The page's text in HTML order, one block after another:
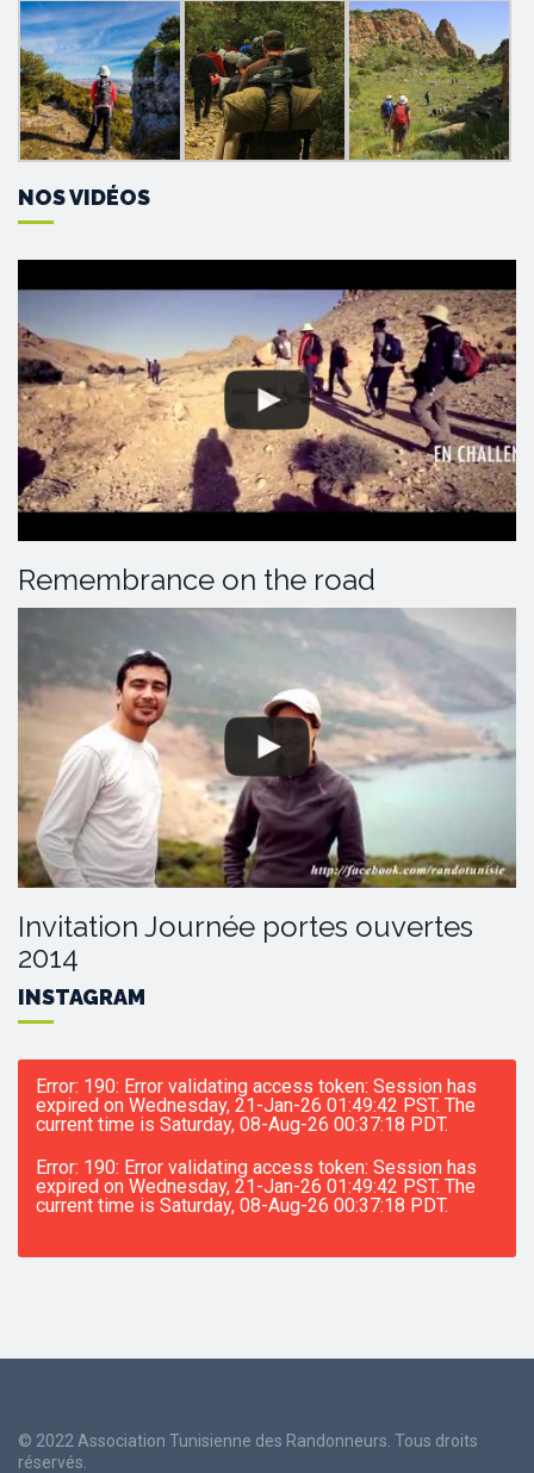
NOS VIDÉOS
Remembrance on the road
Invitation Journée portes ouvertes
2014
INSTAGRAM
Error: 190: Error validating access token: Session has
expired on Wednesday, 21-Jan-26 01:49:42 PST. The
current time is Saturday, 08-Aug-26 00:37:18 PDT.
Error: 190: Error validating access token: Session has
expired on Wednesday, 21-Jan-26 01:49:42 PST. The
current time is Saturday, 08-Aug-26 00:37:18 PDT.
© 2022 Association Tunisienne des Randonneurs. Tous droits
réservés.